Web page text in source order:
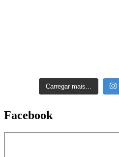
Carregar mais...
Facebook